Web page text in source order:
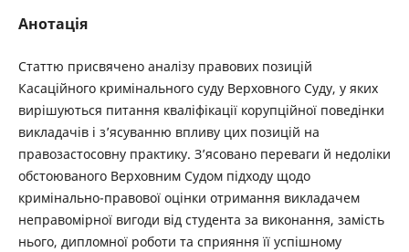
Анотація
Статтю присвячено аналізу правових позицій
Касаційного кримінального суду Верховного Суду, у яких
вирішуються питання кваліфікації корупційної поведінки
викладачів і з’ясуванню впливу цих позицій на
правозастосовну практику. З’ясовано переваги й недоліки
обстоюваного Верховним Судом підходу щодо
кримінально-правової оцінки отримання викладачем
неправомірної вигоди від студента за виконання, замість
нього, дипломної роботи та сприяння її успішному